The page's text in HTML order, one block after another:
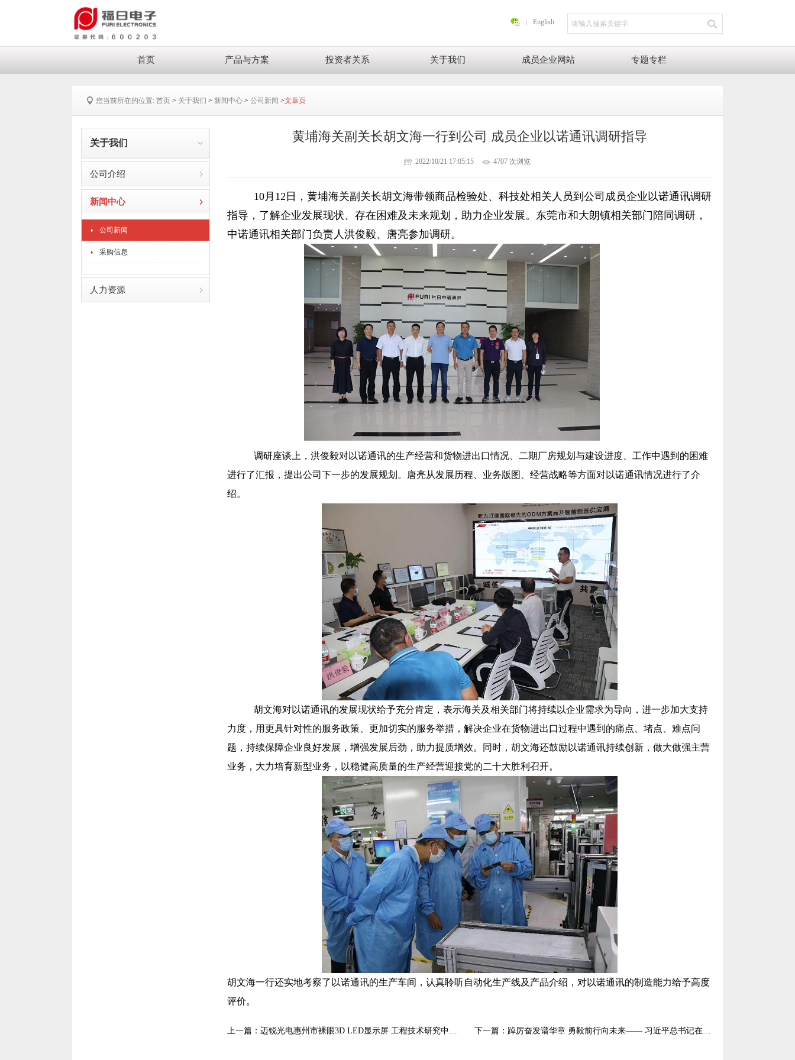
English
首页 产品与方案 投资者关系 关于我们 成员企业网站 专题专栏
您当前所在的位置: 首页 > 关于我们 > 新闻中心 > 公司新闻 >文章页
关于我们
公司介绍
新闻中心
公司新闻
采购信息
人力资源
黄埔海关副关长胡文海一行到公司 成员企业以诺通讯调研指导
2022/10/21 17:05:15 4707 次浏览
10月12日，黄埔海关副关长胡文海带领商品检验处、科技处相关人员到公司成员企业以诺通讯调研
指导，了解企业发展现状、存在困难及未来规划，助力企业发展。东莞市和大朗镇相关部门陪同调研 ，
中诺通讯相关部门负责人洪俊毅、唐亮参加调研。
调研座谈上，洪俊毅对以诺通讯的生产经营和货物进出口情况、二期厂房规划与建设进度、工作中遇到的困难
进行了汇报，提出公司下一步的发展规划。唐亮从发展历程、业务版图、经营战略等方面对以诺通讯情况进行了介
绍。
胡文海对以诺通讯的发展现状给予充分肯定，表示海关及相关部门将持续以企业需求为导向，进一步加大支持
力度，用更具针对性的服务政策、更加切实的服务举措，解决企业在货物进出口过程中遇到的痛点、堵点、难点问
题，持续保障企业良好发展，增强发展后劲，助力提质增效。同时，胡文海还鼓励 以诺通讯持续创新，做大做强主营
业务，大力培育新型业务，以稳健高质量的生产经营迎接党的二十大胜利召开。
胡文海一行还实地考察了以诺通讯的生产车间 ， 认真聆听自动化生产线及产品介绍，对以诺通讯的制造能力给予高度
评价。
上一篇： 迈锐光电惠州市裸眼3D LED显示屏 工程技术研究中心、创新共享实验室揭牌成立 下一篇： 踔厉奋发谱华章 勇毅前行向未来—— 习近平总书记在党的二十大开幕式上作报告引发公司党员群众热烈反响